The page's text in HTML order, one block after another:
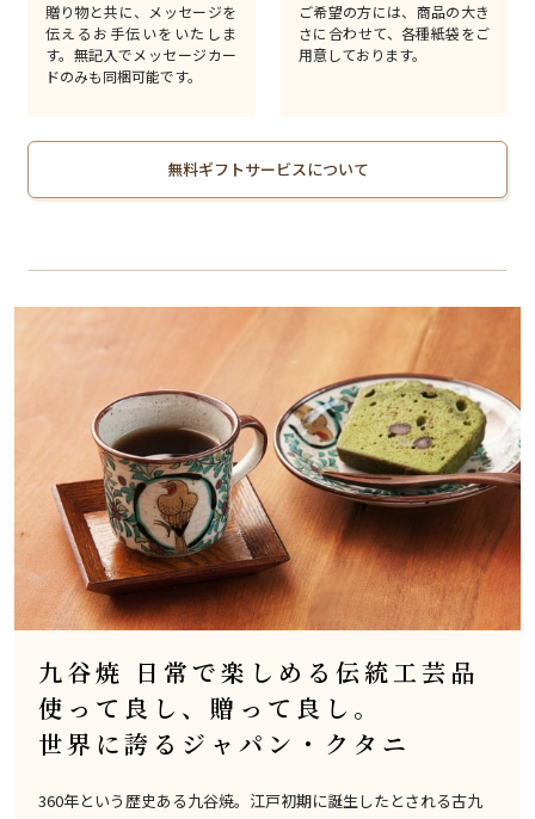
贈り物と共に、メッセージを
伝えるお手伝いをいたしま
す。無記入でメッセージカー
ドのみも同梱可能です。
ご希望の方には、商品の大き
さに合わせて、各種紙袋をご
用意しております。
無料ギフトサービスについて
九谷焼 日常で楽しめる伝統工芸品
使って良し、贈って良し。
世界に誇るジャパン・クタニ
360年という歴史ある九谷焼。江戸初期に誕生したとされる古九